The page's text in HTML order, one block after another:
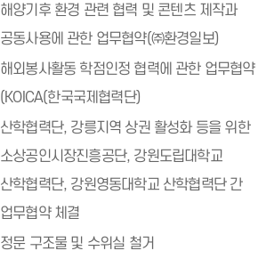
해양기후 환경 관련 협력 및 콘텐츠 제작과
공동사용에 관한 업무협약(㈜환경일보)
해외봉사활동 학점인정 협력에 관한 업무협약
(KOICA(한국국제협력단)
산학협력단, 강릉지역 상권 활성화 등을 위한
소상공인시장진흥공단, 강원도립대학교
산학협력단, 강원영동대학교 산학협력단 간
업무협약 체결
정문 구조물 및 수위실 철거